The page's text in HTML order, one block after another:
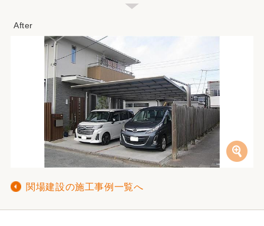
関場建設の施工事例一覧へ